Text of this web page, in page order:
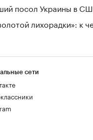
посол Украины в
лихорадки»: к
сети